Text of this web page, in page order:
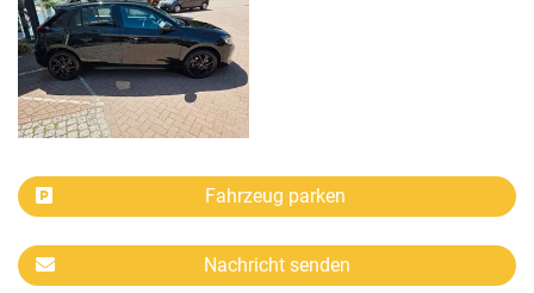
Fahrzeug parken
Nachricht senden